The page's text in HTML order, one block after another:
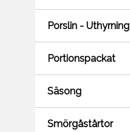
Porslin - Uthyrning
Portionspackat
Säsong
Smörgåstårtor